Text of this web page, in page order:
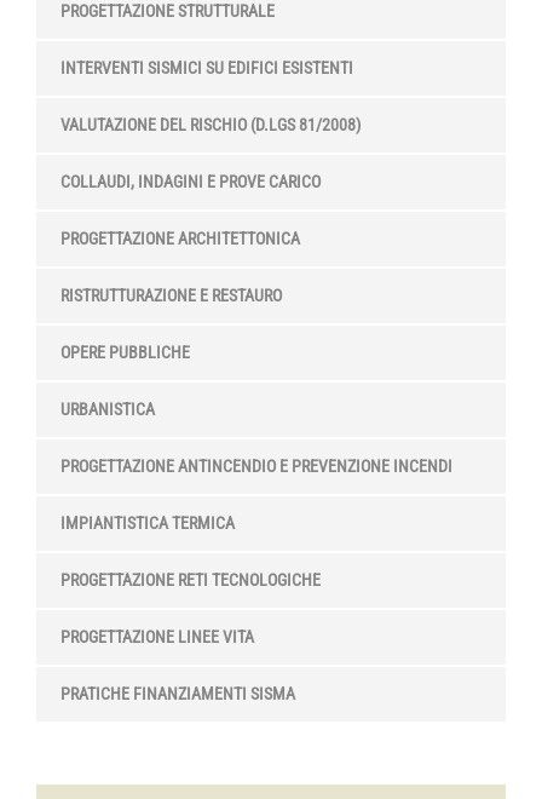
PROGETTAZIONE STRUTTURALE
INTERVENTI SISMICI SU EDIFICI ESISTENTI
VALUTAZIONE DEL RISCHIO (D.LGS 81/2008)
COLLAUDI, INDAGINI E PROVE CARICO
PROGETTAZIONE ARCHITETTONICA
RISTRUTTURAZIONE E RESTAURO
OPERE PUBBLICHE
URBANISTICA
PROGETTAZIONE ANTINCENDIO E PREVENZIONE INCENDI
IMPIANTISTICA TERMICA
PROGETTAZIONE RETI TECNOLOGICHE
PROGETTAZIONE LINEE VITA
PRATICHE FINANZIAMENTI SISMA